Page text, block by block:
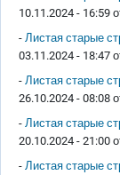
10.11.2024 - 16:59
- Листая старые
03.11.2024 - 18:47
- Листая старые
26.10.2024 - 08:08
- Листая старые
20.10.2024 - 21:00
- Листая старые